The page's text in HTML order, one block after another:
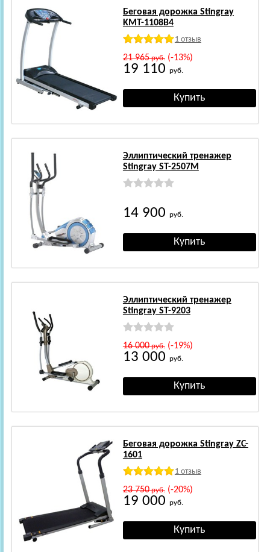
Беговая дорожка Stingray
KMT-1108В4
1 отзыв
21 965руб.(-13%)
19 110 руб.
Эллиптический тренажер
Stingray ST-2507М
14 900 руб.
Эллиптический тренажер
Stingray ST-9203
16 000руб.(-19%)
13 000 руб.
Беговая дорожка Stingray ZC-
1601
1 отзыв
23 750руб.(-20%)
19 000 руб.